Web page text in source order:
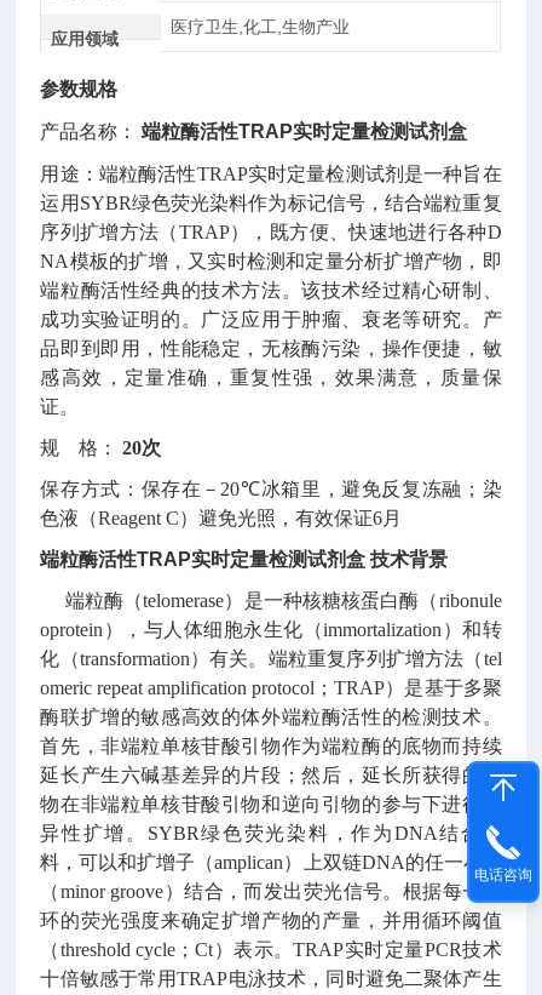
应用领域
医疗卫生,化工,生物产业
参数规格
产品名称： 端粒酶活性TRAP实时定量检测试剂盒
用途： 端粒酶活性TRAP实时定量检测试剂是一种旨在
运用SYBR绿色荧光染料作为标记信号，结合端粒重复
序列扩增方法（TRAP），既方便、快速地进行各种D
NA模板的扩增，又实时检测和定量分析扩增产物，即
端粒酶活性经典的技术方法。该技术经过精心研制、
成功实验证明的。广泛应用于肿瘤、衰老等研究。产
品即到即用，性能稳定，无核酶污染，操作便捷，敏
感高效，定量准确，重复性强，效果满意，质量保
证。
规 格：20次
保存方式： 保存在－20℃冰箱里，避免反复冻融；染
色液（Reagent C）避免光照，有效保证6月
端粒酶活性TRAP实时定量检测试剂盒 技术背景
端粒酶（telomerase）是一种核糖核蛋白酶（ribonule
oprotein），与人体细胞永生化（immortalization）和转
化（transformation）有关。端粒重复序列扩增方法（tel
omeric repeat amplification protocol；TRAP）是基于多聚
酶联扩增的敏感高效的体外端粒酶活性的检测技术。
首先，非端粒单核苷酸引物作为端粒酶的底物而持续
延长产生六碱基差异的片段；然后，延长所获得的产
物在非端粒单核苷酸引物和逆向引物的参与下进行特
异性扩增。SYBR绿色荧光染料，作为DNA结合染
料，可以和扩增子（amplican）上双链DNA的任一小沟
（minor groove）结合，而发出荧光信号。根据每一循
环的荧光强度来确定扩增产物的产量，并用循环阈值
（threshold cycle；Ct）表示。TRAP实时定量PCR技术
十倍敏感于常用TRAP电泳技术，同时避免二聚体产生
电话咨询